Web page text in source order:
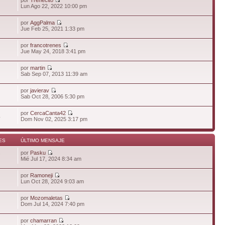
Lun Ago 22, 2022 10:00 pm
porAggPalma
Jue Feb 25, 2021 1:33 pm
porfrancotrenes
Jue May 24, 2018 3:41 pm
pormartin
Sab Sep 07, 2013 11:39 am
porjavierav
Sab Oct 28, 2006 5:30 pm
porCercaCanta42
Dom Nov 02, 2025 3:17 pm
ÚLTIMO MENSAJE
por Pasku
Mié Jul 17, 2024 8:34 am
por Ramoneji
Lun Oct 28, 2024 9:03 am
por Mozomaletas
Dom Jul 14, 2024 7:40 pm
porchamarran